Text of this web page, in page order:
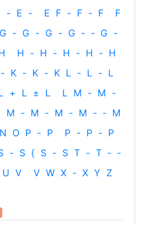
- E - E F - F - F
F
G - G - G - G - ‐ G -
H - H - H - H - H
- K - K - K L - L - L
+ L ± L L M - M -
M - M - M - M - ‐ M
N O P - P P - P - P
- S { S - S T - T ‐ -
U V V W X - X Y Z